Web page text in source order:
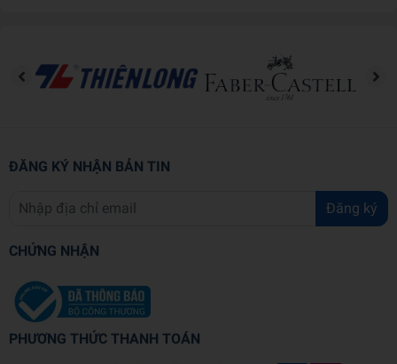
Độc giả muốn thư giãn kết hợp rèn luyện tư duy.
cho mọi lứa tuổi.
Tên nhà cung cấp
Tác giả
ĐĂNG KÝ NHẬN BẢN TIN
Đăng ký
CHỨNG NHẬN
PHƯƠNG THỨC THANH TOÁN